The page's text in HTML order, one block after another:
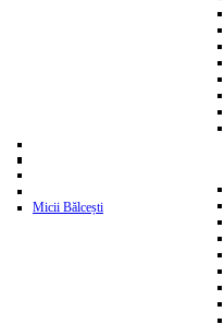
Micii Bălcești